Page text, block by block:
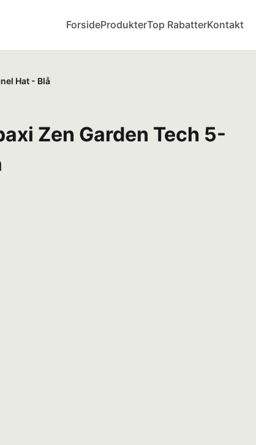
ForsideProdukterTop RabatterKontakt
Hat - Blå
Zen Garden Tech 5-